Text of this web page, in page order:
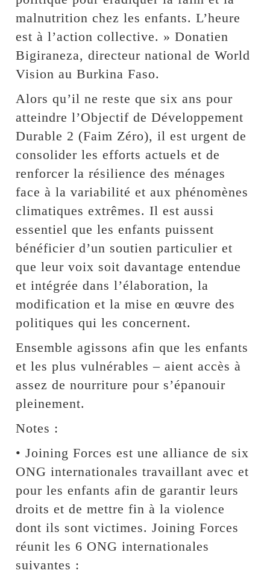
malnutrition chez les enfants. L’heure
est à l’action collective. » Donatien
Bigiraneza, directeur national de World
Vision au Burkina Faso.
Alors qu’il ne reste que six ans pour
atteindre l’Objectif de Développement
Durable 2 (Faim Zéro), il est urgent de
consolider les efforts actuels et de
renforcer la résilience des ménages
face à la variabilité et aux phénomènes
climatiques extrêmes. Il est aussi
essentiel que les enfants puissent
bénéficier d’un soutien particulier et
que leur voix soit davantage entendue
et intégrée dans l’élaboration, la
modification et la mise en œuvre des
politiques qui les concernent.
Ensemble agissons afin que les enfants
et les plus vulnérables – aient accès à
assez de nourriture pour s’épanouir
pleinement.
Notes :
• Joining Forces est une alliance de six
ONG internationales travaillant avec et
pour les enfants afin de garantir leurs
droits et de mettre fin à la violence
dont ils sont victimes. Joining Forces
réunit les 6 ONG internationales
suivantes :